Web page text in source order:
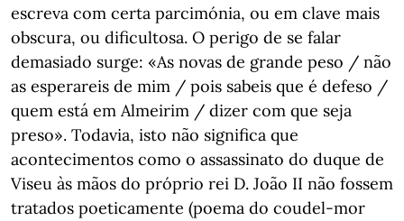
escreva com certa parcimónia, ou em clave mais
obscura, ou dificultosa. O perigo de se falar
demasiado surge: «As novas de grande peso / não
as esperareis de mim / pois sabeis que é defeso /
quem está em Almeirim / dizer com que seja
preso». Todavia, isto não significa que
acontecimentos como o assassinato do duque de
Viseu às mãos do próprio rei D. João II não fossem
tratados poeticamente (poema do coudel-mor